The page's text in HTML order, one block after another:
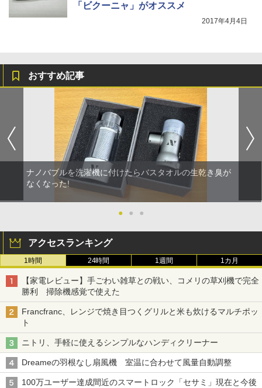
「ビクーニャ」がオススメ
2017年4月4日
おすすめ記事
ナノバブルを洗濯機に付けたらバスタオルの生乾き臭が
なくなった!
● ● ●
アクセスランキング
1時間 24時間 1週間 1カ月
【家電レビュー】手ごわい雑草との戦い、コメリの草刈機で完全
勝利 掃除機感覚で使えた
Francfranc、レンジで焼き目つくグリルと米も炊けるマルチポッ
ト
ニトリ、手軽に使えるシンプルなハンディクリーナー
Dreameの羽根なし扇風機 室温に合わせて風量自動調整
100万ユーザー達成間近のスマートロック「セサミ」現在と今後